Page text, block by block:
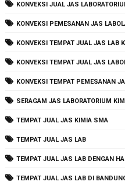
KONVEKSI JUAL JAS
KONVEKSI PEMESANAN JAS
KONVEKSI TEMPAT JUAL JAS LAB
KONVEKSI TEMPAT JUAL JAS
KONVEKSI TEMPAT PEMESANAN
SERAGAM JAS LABORATORIUM
TEMPAT JUAL JAS KIMIA SMA
TEMPAT JUAL JAS LAB
TEMPAT JUAL JAS LAB DENGAN
TEMPAT JUAL JAS LAB DI